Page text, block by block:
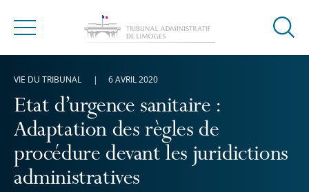
Menu
Ouvrir
Etat d’urgence sanitaire :
Adaptation des règles de
procédure devant les juridictions
administratives
VIE DU TRIBUNAL 6 AVRIL 2020